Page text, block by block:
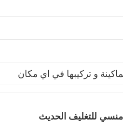
منسي للتغليف الحديث